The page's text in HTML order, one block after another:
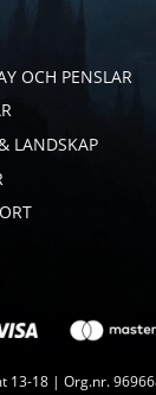
OCH PENSLAR
LANDSKAP
13-18 | Org.nr.